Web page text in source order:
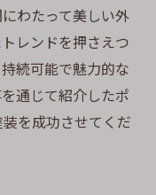
わたって美しい外
レンドを押さえつ
続可能で魅力的な
通じて紹介したポ
を成功させてくだ